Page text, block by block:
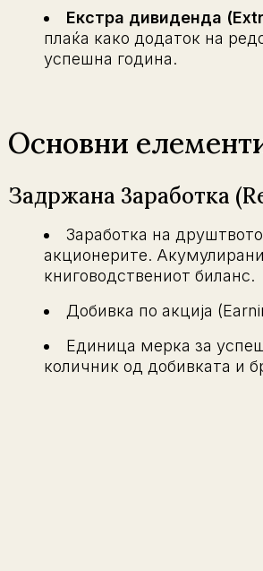
Екстра дивиденда
плаќа како додаток на
успешна година.
Основни
Задржана 3аработка
Заработка на
акционерите.
книговодствениот биланс.
Добивка по акција
Единица мерка за
количник од добивката и